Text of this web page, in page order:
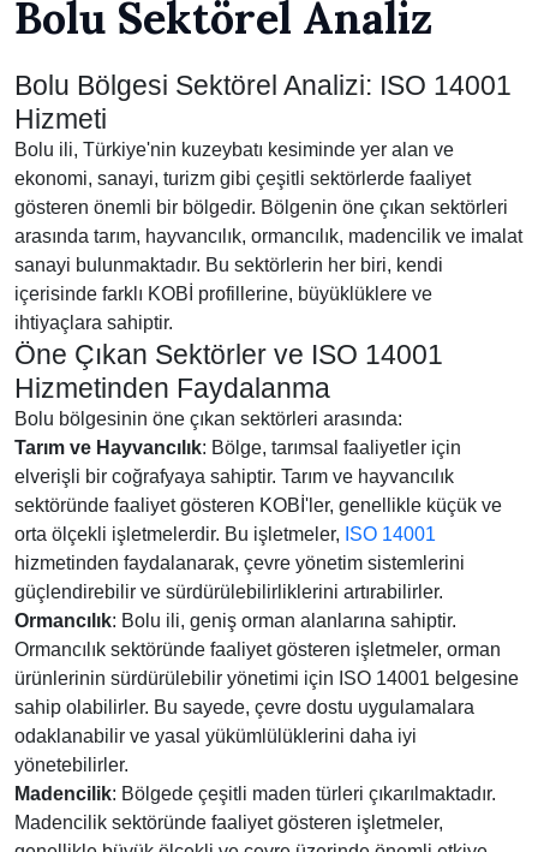
Bolu Sektörel Analiz
Bolu Bölgesi Sektörel Analizi: ISO 14001
Hizmeti
Bolu ili, Türkiye'nin kuzeybatı kesiminde yer alan ve
ekonomi, sanayi, turizm gibi çeşitli sektörlerde faaliyet
gösteren önemli bir bölgedir. Bölgenin öne çıkan sektörleri
arasında tarım, hayvancılık, ormancılık, madencilik ve imalat
sanayi bulunmaktadır. Bu sektörlerin her biri, kendi
içerisinde farklı KOBİ profillerine, büyüklüklere ve
ihtiyaçlara sahiptir.
Öne Çıkan Sektörler ve ISO 14001
Hizmetinden Faydalanma
Bolu bölgesinin öne çıkan sektörleri arasında:
Tarım ve Hayvancılık: Bölge, tarımsal faaliyetler için
elverişli bir coğrafyaya sahiptir. Tarım ve hayvancılık
sektöründe faaliyet gösteren KOBİ'ler, genellikle küçük ve
orta ölçekli işletmelerdir. Bu işletmeler, ISO 14001
hizmetinden faydalanarak, çevre yönetim sistemlerini
güçlendirebilir ve sürdürülebilirliklerini artırabilirler.
Ormancılık: Bolu ili, geniş orman alanlarına sahiptir.
Ormancılık sektöründe faaliyet gösteren işletmeler, orman
ürünlerinin sürdürülebilir yönetimi için ISO 14001 belgesine
sahip olabilirler. Bu sayede, çevre dostu uygulamalara
odaklanabilir ve yasal yükümlülüklerini daha iyi
yönetebilirler.
Madencilik: Bölgede çeşitli maden türleri çıkarılmaktadır.
Madencilik sektöründe faaliyet gösteren işletmeler,